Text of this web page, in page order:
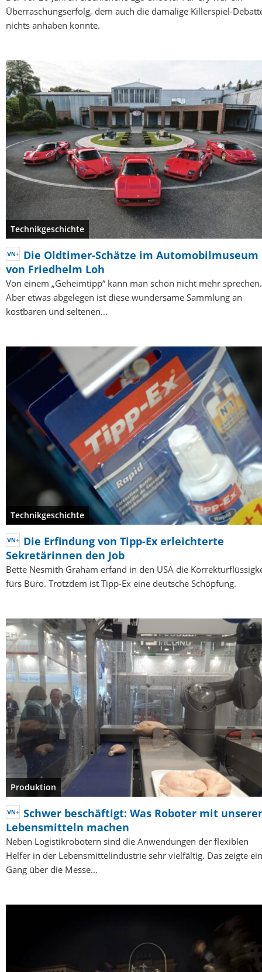
Überraschungserfolg, dem auch die damalige Killerspiel-
nichts anhaben konnte.
Technikgeschichte
Die Oldtimer-Schätze im Automobilmuseum
von Friedhelm Loh
Von einem „Geheimtipp“ kann man schon nicht mehr sprechen.
Aber etwas abgelegen ist diese wundersame Sammlung an
kostbaren und seltenen…
Technikgeschichte
Die Erfindung von Tipp-Ex erleichterte
Sekretärinnen den Job
Bette Nesmith Graham erfand in den USA die
fürs Büro. Trotzdem ist Tipp-Ex eine deutsche Schöpfung.
Produktion
Schwer beschäftigt: Was Roboter mit
Lebensmitteln machen
Neben Logistikrobotern sind die Anwendungen der flexiblen
Helfer in der Lebensmittelindustrie sehr vielfältig. Das zeigte ein
Gang über die Messe…